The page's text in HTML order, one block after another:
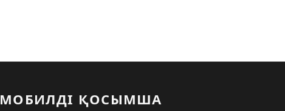
МОБИЛДІ ҚОСЫМША